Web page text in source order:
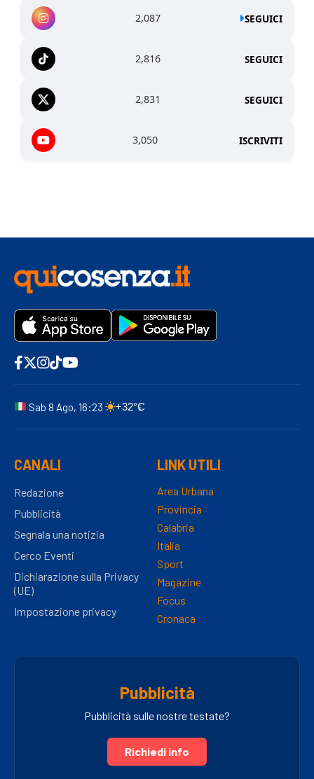
2,087 SEGUICI
2,816 SEGUICI
2,831 SEGUICI
3,050 ISCRIVITI
Sab 8 Ago, 16:23 +32°C
CANALI
Redazione
Pubblicità
Segnala una notizia
Cerco Eventi
Dichiarazione sulla Privacy
(UE)
Impostazione privacy
LINK UTILI
Area Urbana
Provincia
Calabria
Italia
Sport
Magazine
Focus
Cronaca
Pubblicità
Pubblicità sulle nostre testate?
Richiedi info